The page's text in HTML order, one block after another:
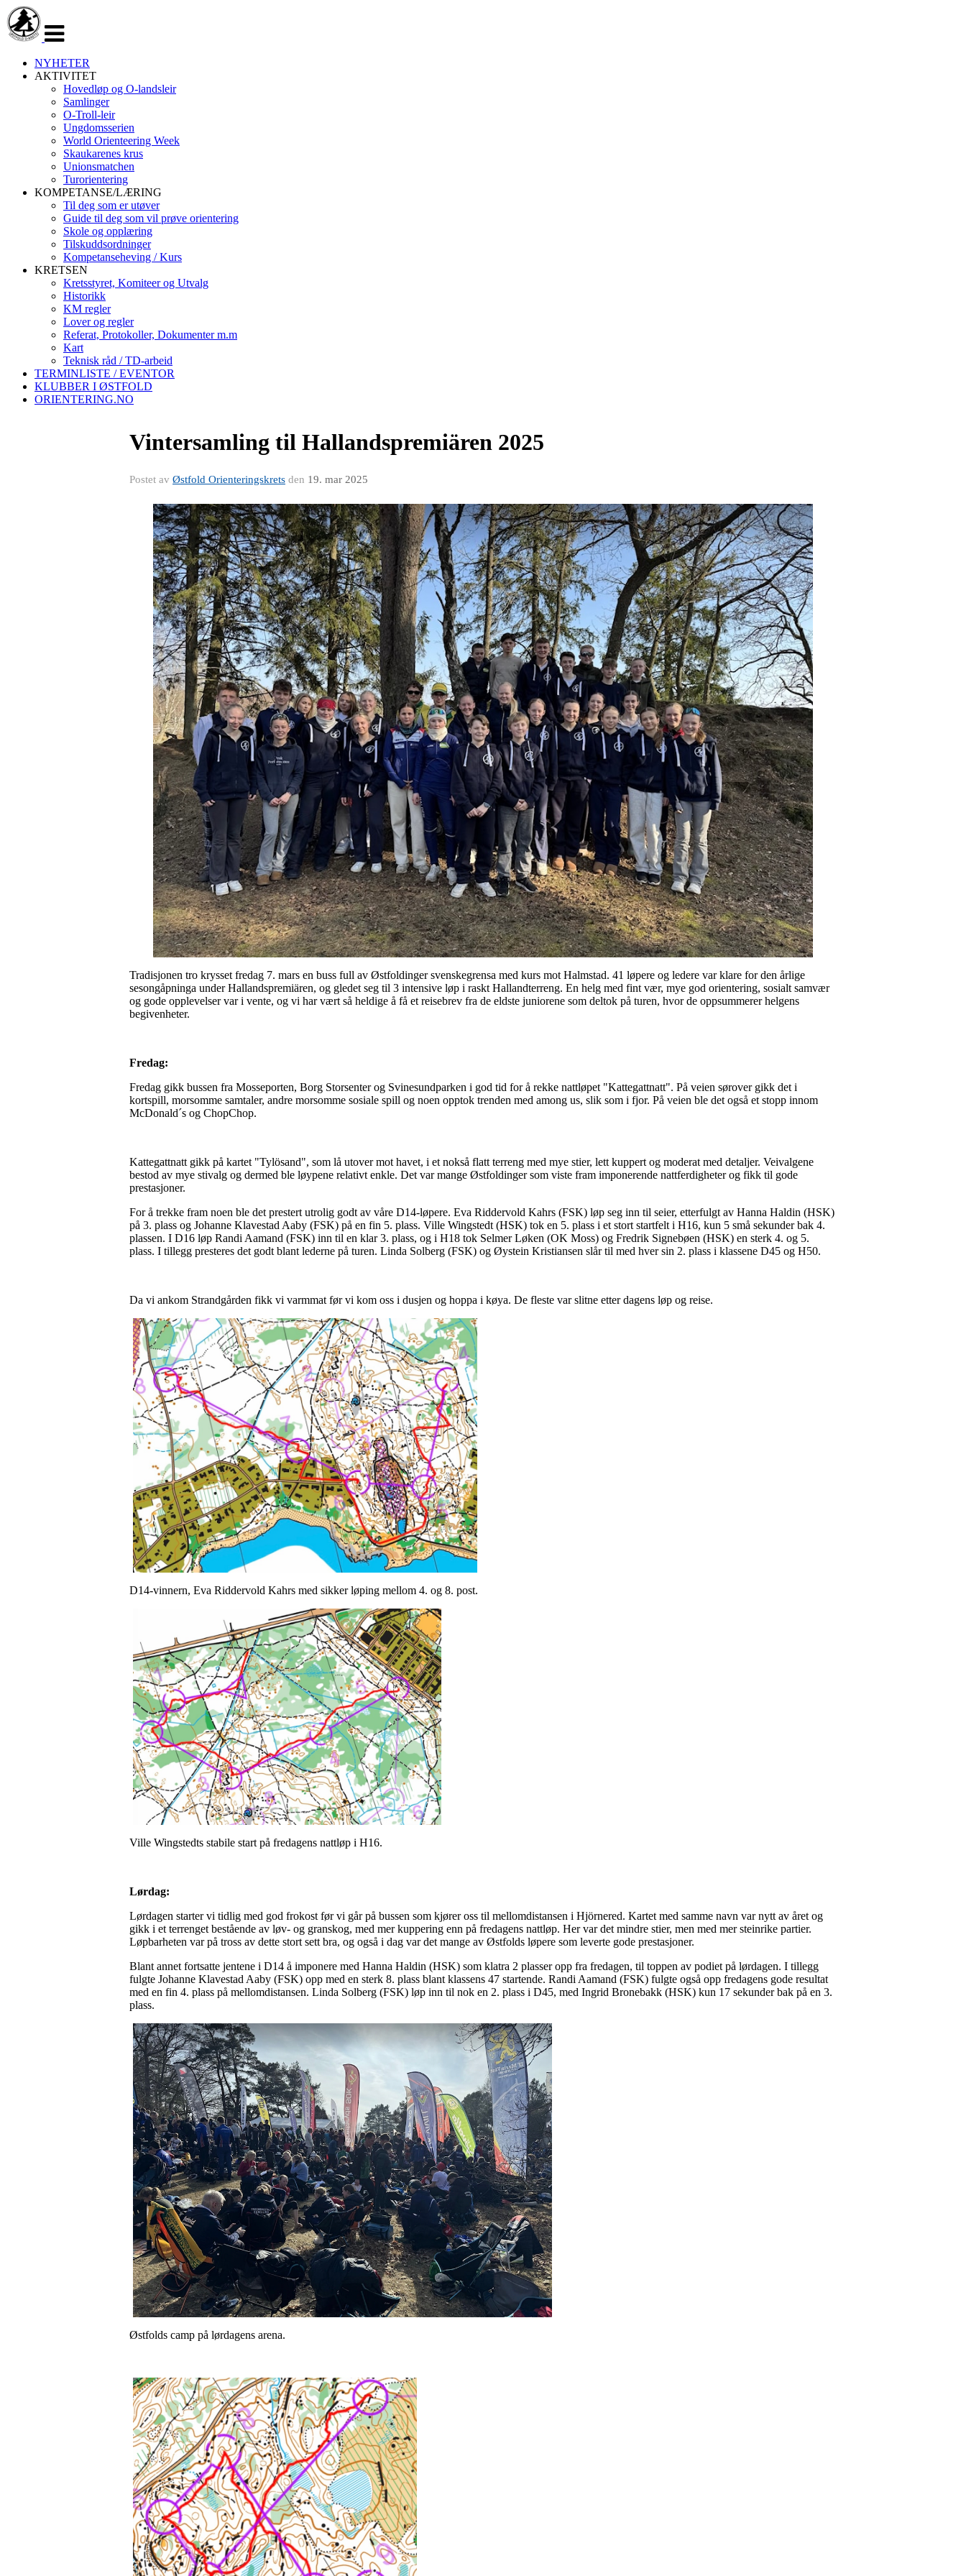
navigasjon
NYHETER
AKTIVITET
Hovedløp og O-landsleir
Samlinger
O-Troll-leir
Ungdomsserien
World Orienteering Week
Skaukarenes krus
Unionsmatchen
Turorientering
KOMPETANSE/LÆRING
Til deg som er utøver
Guide til deg som vil prøve orientering
Skole og opplæring
Tilskuddsordninger
Kompetanseheving / Kurs
KRETSEN
Kretsstyret, Komiteer og Utvalg
Historikk
KM regler
Lover og regler
Referat, Protokoller, Dokumenter m.m
Kart
Teknisk råd / TD-arbeid
TERMINLISTE / EVENTOR
KLUBBER I ØSTFOLD
ORIENTERING.NO
Vintersamling til Hallandspremiären 2025
Postet av Østfold Orienteringskrets den 19. mar 2025
Tradisjonen tro krysset fredag 7. mars en buss full av Østfoldinger svenskegrensa med kurs mot Halmstad. 41 løpere og ledere var klare for den årlige
sesongåpninga under Hallandspremiären, og gledet seg til 3 intensive løp i raskt Hallandterreng. En helg med fint vær, mye god orientering, sosialt samvær
og gode opplevelser var i vente, og vi har vært så heldige å få et reisebrev fra de eldste juniorene som deltok på turen, hvor de oppsummerer helgens
begivenheter.
Fredag:
Fredag gikk bussen fra Mosseporten, Borg Storsenter og Svinesundparken i god tid for å rekke nattløpet "Kattegattnatt". På veien sørover gikk det i
kortspill, morsomme samtaler, andre morsomme sosiale spill og noen opptok trenden med among us, slik som i fjor. På veien ble det også et stopp innom
McDonald´s og ChopChop.
Kattegattnatt gikk på kartet "Tylösand", som lå utover mot havet, i et nokså flatt terreng med mye stier, lett kuppert og moderat med detaljer. Veivalgene
bestod av mye stivalg og dermed ble løypene relativt enkle. Det var mange Østfoldinger som viste fram imponerende nattferdigheter og fikk til gode
prestasjoner.
For å trekke fram noen ble det prestert utrolig godt av våre D14-løpere. Eva Riddervold Kahrs (FSK) løp seg inn til seier, etterfulgt av Hanna Haldin (HSK)
på 3. plass og Johanne Klavestad Aaby (FSK) på en fin 5. plass. Ville Wingstedt (HSK) tok en 5. plass i et stort startfelt i H16, kun 5 små sekunder bak 4.
plassen. I D16 løp Randi Aamand (FSK) inn til en klar 3. plass, og i H18 tok Selmer Løken (OK Moss) og Fredrik Signebøen (HSK) en sterk 4. og 5.
plass. I tillegg presteres det godt blant lederne på turen. Linda Solberg (FSK) og Øystein Kristiansen slår til med hver sin 2. plass i klassene D45 og H50.
Da vi ankom Strandgården fikk vi varmmat før vi kom oss i dusjen og hoppa i køya. De fleste var slitne etter dagens løp og reise.
D14-vinnern, Eva Riddervold Kahrs med sikker løping mellom 4. og 8. post.
Ville Wingstedts stabile start på fredagens nattløp i H16.
Lørdag:
Lørdagen starter vi tidlig med god frokost før vi går på bussen som kjører oss til mellomdistansen i Hjörnered. Kartet med samme navn var nytt av året og
gikk i et terrenget bestående av løv- og granskog, med mer kuppering enn på fredagens nattløp. Her var det mindre stier, men med mer steinrike partier.
Løpbarheten var på tross av dette stort sett bra, og også i dag var det mange av Østfolds løpere som leverte gode prestasjoner.
Blant annet fortsatte jentene i D14 å imponere med Hanna Haldin (HSK) som klatra 2 plasser opp fra fredagen, til toppen av podiet på lørdagen. I tillegg
fulgte Johanne Klavestad Aaby (FSK) opp med en sterk 8. plass blant klassens 47 startende. Randi Aamand (FSK) fulgte også opp fredagens gode resultat
med en fin 4. plass på mellomdistansen. Linda Solberg (FSK) løp inn til nok en 2. plass i D45, med Ingrid Bronebakk (HSK) kun 17 sekunder bak på en 3.
plass.
Østfolds camp på lørdagens arena.